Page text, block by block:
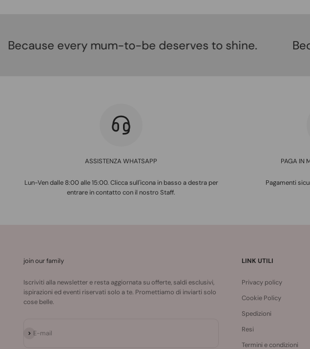
mum-to-be deserves to shine. Because
ASSISTENZA WHATSAPP
Lun-Ven dalle 8:00 alle 15:00. Clicca sull'icona in basso a destra per
entrare in contatto con il nostro Staff.
PAGA IN
Pagamenti
join our family
Iscriviti alla newsletter e resta aggiornata su offerte, saldi esclusivi,
ispirazioni ed eventi riservati solo a te. Promettiamo di inviarti solo
cose belle.
E-mail
Iscriviti alla newsletter
LINK UTILI
Privacy policy
Cookie Policy
Spedizioni
Resi
Termini e condizioni